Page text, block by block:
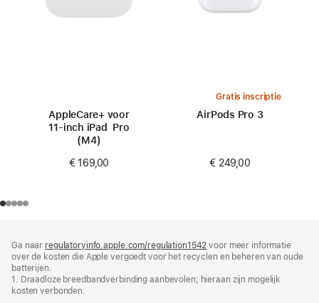
AppleCare+ voor
11‑inch iPad Pro
(M4)
€ 169,00
Gratis inscriptie
AirPods Pro 3
€ 249,00
Ga naar regulatoryinfo.apple.com/regulation1542 (wordt
in
venster
voor meer informatie
over de kosten die Apple vergoedt voor het recyclen en beheren van oude
batterijen.
1. Draadloze breedbandverbinding aanbevolen; hieraan zijn mogelijk
kosten verbonden.